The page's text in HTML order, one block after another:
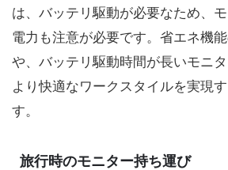
は、バッテリ駆動が必要なため、
電力も注意が必要です。省エネ機
や、バッテリ駆動時間が長いモニタ
より快適なワークスタイルを実現
す。
旅行時のモニター持ち運び